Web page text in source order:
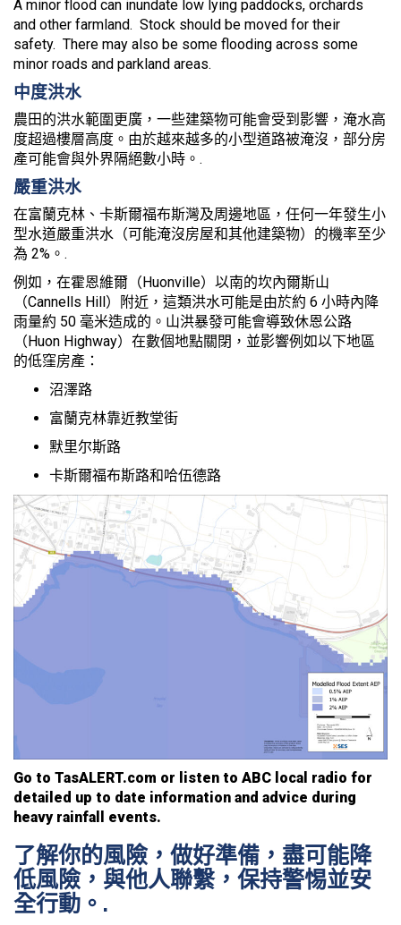
A minor flood can inundate low lying paddocks, orchards
and other farmland. Stock should be moved for their
safety. There may also be some flooding across some
minor roads and parkland areas.
中度洪水
農田的洪水範圍更廣，一些建築物可能會受到影響，淹水高
度超過樓層高度。由於越來越多的小型道路被淹沒，部分房
產可能會與外界隔絕數小時。.
嚴重洪水
在富蘭克林、卡斯爾福布斯灣及周邊地區，任何一年發生小
型水道嚴重洪水（可能淹沒房屋和其他建築物）的機率至少
為 2%。.
例如，在霍恩維爾（Huonville）以南的坎內爾斯山
（Cannells Hill）附近，這類洪水可能是由於約 6 小時內降
雨量約 50 毫米造成的。山洪暴發可能會導致休恩公路
（Huon Highway）在數個地點關閉，並影響例如以下地區
的低窪房產：
沼澤路
富蘭克林靠近教堂街
默里尔斯路
卡斯爾福布斯路和哈伍德路
Go to TasALERT.com or listen to ABC local radio for
detailed up to date information and advice during
heavy rainfall events.
了解你的風險，做好準備，盡可能降
低風險，與他人聯繫，保持警惕並安
全行動。.